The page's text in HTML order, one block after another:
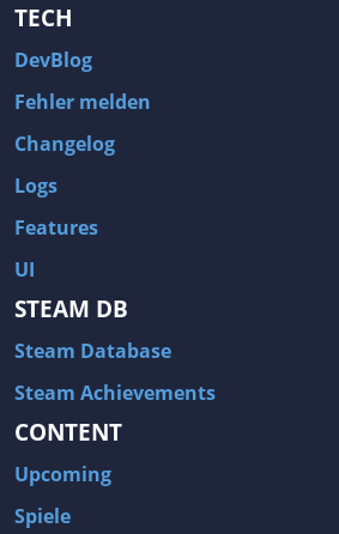
TECH
DevBlog
Fehler melden
Changelog
Logs
Features
UI
STEAM DB
Steam Database
Steam Achievements
CONTENT
Upcoming
Spiele